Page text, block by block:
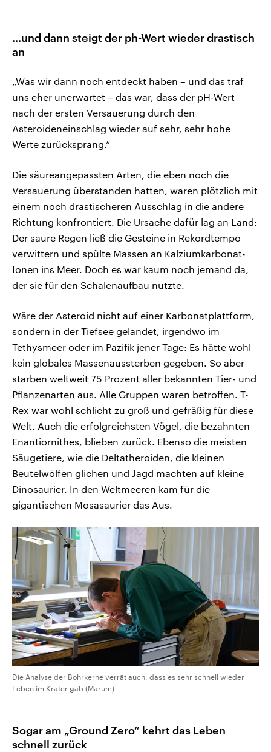
...und dann steigt der ph-Wert wieder drastisch
an
„Was wir dann noch entdeckt haben – und das traf
uns eher unerwartet – das war, dass der pH-Wert
nach der ersten Versauerung durch den
Asteroideneinschlag wieder auf sehr, sehr hohe
Werte zurücksprang.“
Die säureangepassten Arten, die eben noch die
Versauerung überstanden hatten, waren plötzlich mit
einem noch drastischeren Ausschlag in die andere
Richtung konfrontiert. Die Ursache dafür lag an Land:
Der saure Regen ließ die Gesteine in Rekordtempo
verwittern und spülte Massen an Kalziumkarbonat-
Ionen ins Meer. Doch es war kaum noch jemand da,
der sie für den Schalenaufbau nutzte.
Wäre der Asteroid nicht auf einer Karbonatplattform,
sondern in der Tiefsee gelandet, irgendwo im
Tethysmeer oder im Pazifik jener Tage: Es hätte wohl
kein globales Massenaussterben gegeben. So aber
starben weltweit 75 Prozent aller bekannten Tier- und
Pflanzenarten aus. Alle Gruppen waren betroffen. T-
Rex war wohl schlicht zu groß und gefräßig für diese
Welt. Auch die erfolgreichsten Vögel, die bezahnten
Enantiornithes, blieben zurück. Ebenso die meisten
Säugetiere, wie die Deltatheroiden, die kleinen
Beutelwölfen glichen und Jagd machten auf kleine
Dinosaurier. In den Weltmeeren kam für die
gigantischen Mosasaurier das Aus.
Die Analyse der Bohrkerne verrät auch, dass es sehr schnell wieder
Leben im Krater gab (Marum)
Sogar am „Ground Zero“ kehrt das Leben
schnell zurück